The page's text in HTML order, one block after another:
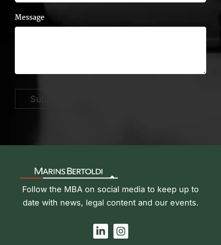
Message
Submit
Follow the MBA on social media to keep up to
date with news, legal content and our events.
L
i
I
n